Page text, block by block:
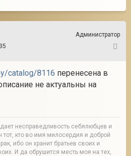
Администратор
catalog/8116 перенесена в
не актуальны на
несправедливость себялюбцев и
кто во имя милосердия и доброй
ибо он хранит братьев своих и
И да обрушится месть моя на тех,